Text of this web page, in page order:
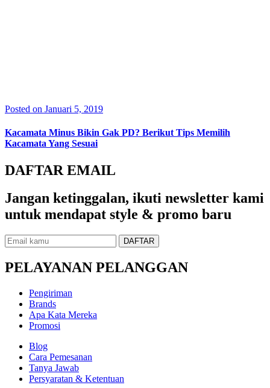
Posted on Januari 5, 2019
Kacamata Minus Bikin Gak PD? Berikut Tips Memilih
Kacamata Yang Sesuai
DAFTAR EMAIL
Jangan ketinggalan, ikuti newsletter kami
untuk mendapat style & promo baru
PELAYANAN PELANGGAN
Pengiriman
Brands
Apa Kata Mereka
Promosi
Blog
Cara Pemesanan
Tanya Jawab
Persyaratan & Ketentuan